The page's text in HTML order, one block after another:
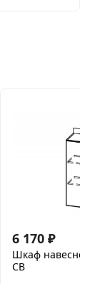
6 170 ₽
Шкаф навесной
СВ